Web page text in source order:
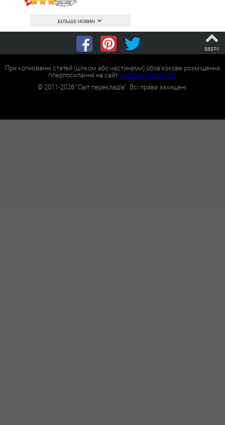
БІЛЬШЕ НОВИН
ВВЕРХ
При копіюванні статей (цілком або частинами) обов'язкове розміщення
гіперпосилання на сайтworldtranslation.org.
©2011-2026"Світ перекладів". Всі права захищені.